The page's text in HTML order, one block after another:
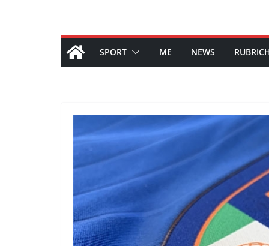
SPORT ME NEWS